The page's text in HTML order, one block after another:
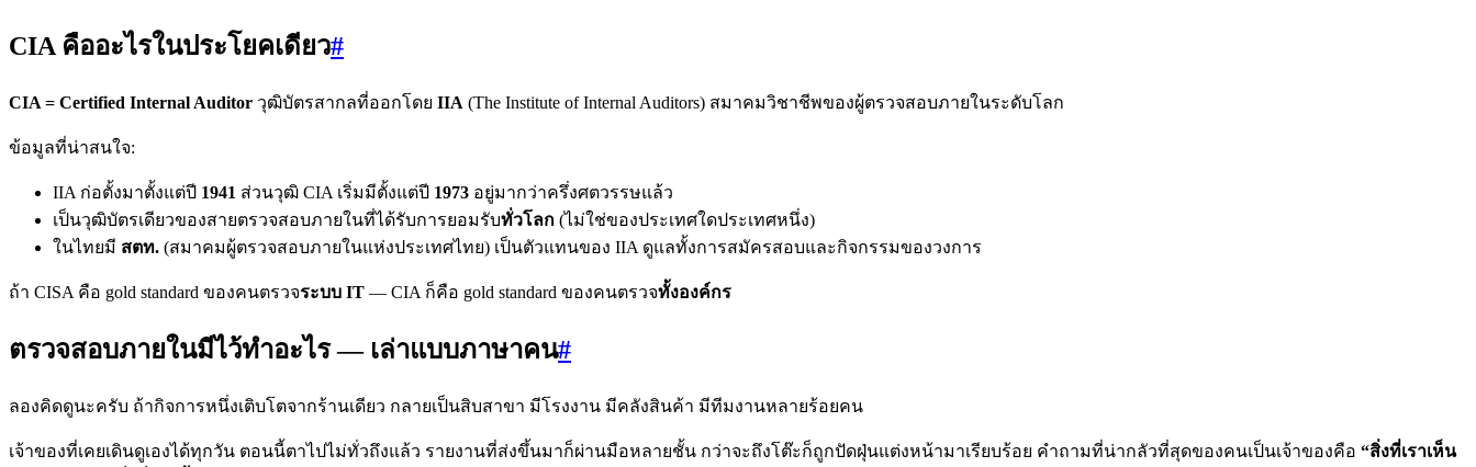
CIA คืออะไรในประโยคเดียว#
CIA = Certified Internal Auditor วุฒิบัตรสากลที่ออกโดย IIA (The Institute of Internal Auditors) สมาคมวิชาชีพของผู้ตรวจสอบภายในระดับโลก
ข้อมูลที่น่าสนใจ:
IIA ก่อตั้งมาตั้งแต่ปี 1941 ส่วนวุฒิ CIA เริ่มมีตั้งแต่ปี 1973 อยู่มากว่าครึ่งศตวรรษแล้ว
เป็นวุฒิบัตรเดียวของสายตรวจสอบภายในที่ได้รับการยอมรับทั่วโลก (ไม่ใช่ของประเทศใดประเทศหนึ่ง)
ในไทยมี สตท. (สมาคมผู้ตรวจสอบภายในแห่งประเทศไทย) เป็นตัวแทนของ IIA ดูแลทั้งการสมัครสอบและกิจกรรมของวงการ
ถ้า CISA คือ gold standard ของคนตรวจระบบ IT — CIA ก็คือ gold standard ของคนตรวจทั้งองค์กร
ตรวจสอบภายในมีไว้ทำอะไร — เล่าแบบภาษาคน#
ลองคิดดูนะครับ ถ้ากิจการหนึ่งเติบโตจากร้านเดียว กลายเป็นสิบสาขา มีโรงงาน มีคลังสินค้า มีทีมงานหลายร้อยคน
เจ้าของที่เคยเดินดูเองได้ทุกวัน ตอนนี้ตาไปไม่ทั่วถึงแล้ว รายงานที่ส่งขึ้นมาก็ผ่านมือหลายชั้น กว่าจะถึงโต๊ะก็ถูกปัดฝุ่นแต่งหน้ามาเรียบร้อย คำถามที่น่ากลัวที่สุดของคนเป็นเจ้าของคือ “สิ่งที่เราเห็น